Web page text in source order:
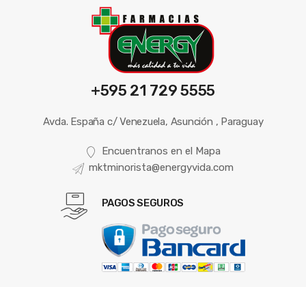
+595 21 729 5555
Avda. España c/ Venezuela, Asunción , Paraguay
Encuentranos en el Mapa
mktminorista@energyvida.com
PAGOS SEGUROS